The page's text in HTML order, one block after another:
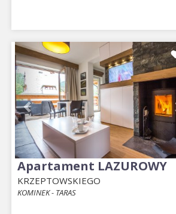
Previous
Apartament LAZUROWY
KRZEPTOWSKIEGO
KOMINEK - TARAS